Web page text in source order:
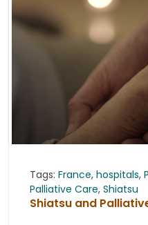
Tags: France, hospitals,
Palliative Care, Shiatsu
Shiatsu and